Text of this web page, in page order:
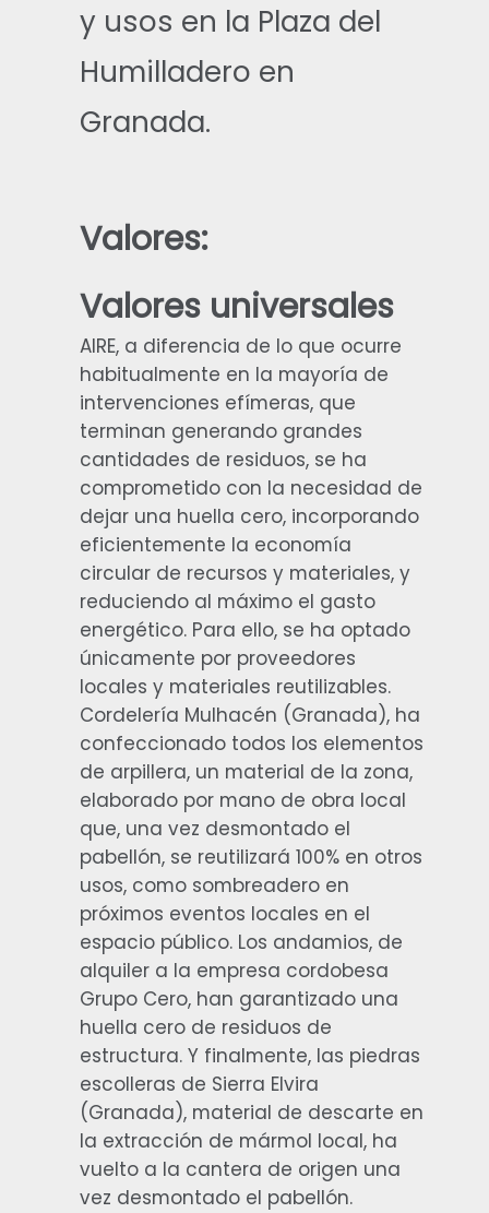
y usos en la Plaza del
Humilladero en
Granada.
Valores:
Valores universales
AIRE, a diferencia de lo que ocurre
habitualmente en la mayoría de
intervenciones efímeras, que
terminan generando grandes
cantidades de residuos, se ha
comprometido con la necesidad de
dejar una huella cero, incorporando
eficientemente la economía
circular de recursos y materiales, y
reduciendo al máximo el gasto
energético. Para ello, se ha optado
únicamente por proveedores
locales y materiales reutilizables.
Cordelería Mulhacén (Granada), ha
confeccionado todos los elementos
de arpillera, un material de la zona,
elaborado por mano de obra local
que, una vez desmontado el
pabellón, se reutilizará 100% en otros
usos, como sombreadero en
próximos eventos locales en el
espacio público. Los andamios, de
alquiler a la empresa cordobesa
Grupo Cero, han garantizado una
huella cero de residuos de
estructura. Y finalmente, las piedras
escolleras de Sierra Elvira
(Granada), material de descarte en
la extracción de mármol local, ha
vuelto a la cantera de origen una
vez desmontado el pabellón.